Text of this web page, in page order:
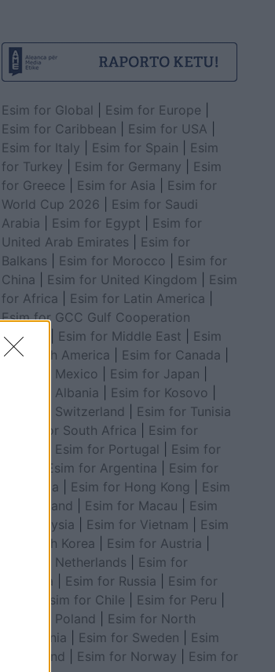
Esim for Global Esim for Europe
Esim for Caribbean
Esim for USA
Esim for Italy
Esim for Spain
Esim
for Turkey
Esim for Germany
Esim
for Greece
Esim for Asia
Esim for
World Cup 2026
Esim for Saudi
Arabia
Esim for Egypt
Esim for
United Arab Emirates
Esim for
Balkans
Esim for Morocco
Esim for
China
Esim for United Kingdom
Esim
for Africa
Esim for Latin America
Esim for GCC Gulf Cooperation
Council
Esim for Middle East
Esim
for South America
Esim for Canada
Esim for Mexico
Esim for Japan
Esim for Albania
Esim for Kosovo
Esim for Switzerland
Esim for Tunisia
Esim for South Africa
Esim for
Esim for Portugal
Esim for
Esim for Argentina
Esim for
Colombia
Esim for Hong Kong
Esim
for Thailand
Esim for Macau
Esim
for Malaysia
Esim for Vietnam
Esim
for South Korea
Esim for Austria
Esim for Netherlands
Esim for
Australia
Esim for Russia
Esim for
Esim for Chile Esim for Peru
Esim for Poland
Esim for North
Macedonia
Esim for Sweden
Esim
for Finland
Esim for Norway
Esim for